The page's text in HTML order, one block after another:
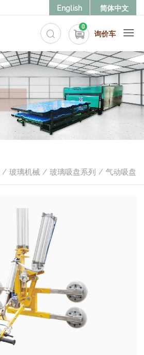
English 简体中文
0
询价车
玻璃机械 玻璃吸盘系列 气动吸盘